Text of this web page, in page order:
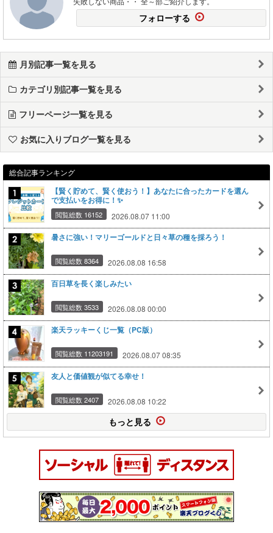
フォローする
月別記事一覧を見る
カテゴリ別記事一覧を見る
フリーページ一覧を見る
お気に入りブログ一覧を見る
総合記事ランキング
【賢く貯めて、賢く使おう！】あなたに合ったカードを選ん
で支払いをお得に！✨
閲覧総数 16152 2026.08.07 11:00
暑さに強い！マリーゴールドと日々草の種を採ろう！
閲覧総数 8364 2026.08.08 16:58
百日草を長く楽しみたい
閲覧総数 3533 2026.08.08 00:00
楽天ラッキーくじ一覧（PC版）
閲覧総数 11203191 2026.08.07 08:35
友人と価値観が似てる幸せ！
閲覧総数 2407 2026.08.08 10:22
もっと見る